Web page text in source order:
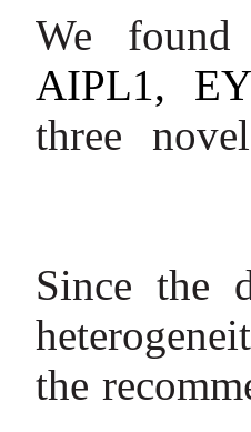
We
AIPL1,
three
Since the
the